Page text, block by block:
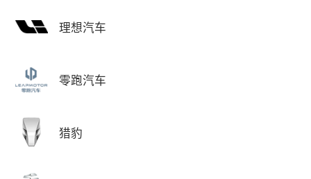
理想汽车
零跑汽车
猎豹